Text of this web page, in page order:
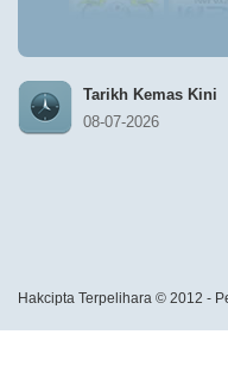
Tarikh Kemas Kini
08-07-2026
Hakcipta Terpelihara © 2012 -